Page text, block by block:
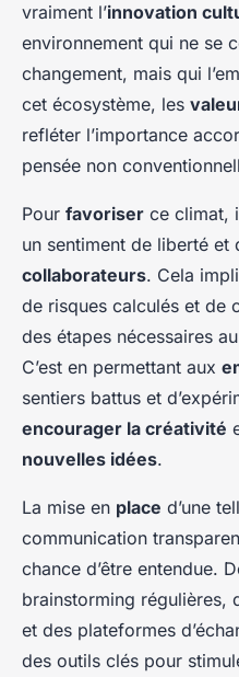
vraiment l’innovation
environnement qui ne se
changement, mais qui
cet écosystème, les
refléter l’importance
pensée non
Pour favoriser ce climat,
un sentiment de liberté
collaborateurs. Cela
de risques calculés et de
des étapes nécessaires
C’est en permettant aux
sentiers battus et
encourager la créativité
nouvelles idées.
La mise en place d’une
communication
chance d’être entendue.
brainstorming régulières,
et des plateformes
des outils clés pour